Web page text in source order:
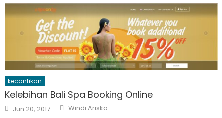
kecantikan
Kelebihan Bali Spa Booking Online
Posted
on
Jun 20, 2017 Author
Windi Ariska